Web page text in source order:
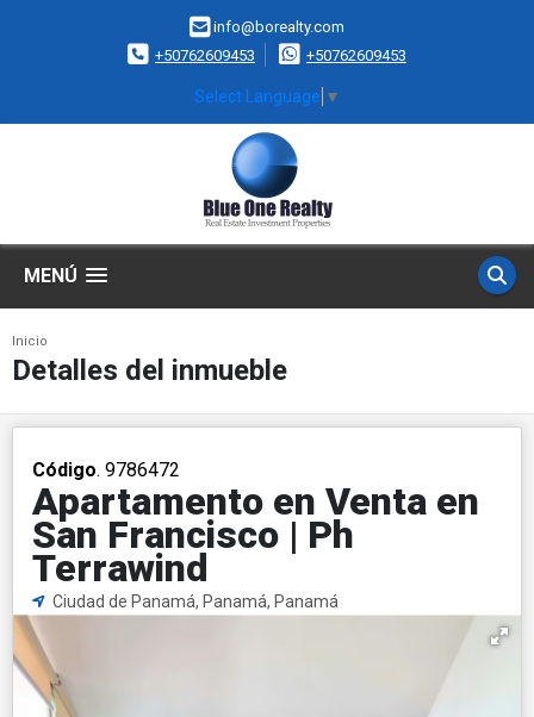
info@borealty.com
+50762609453
+50762609453
Select Language ▼
MENÚ
Inicio
Detalles del inmueble
Código. 9786472
Apartamento en Venta en
San Francisco | Ph
Terrawind
Ciudad de Panamá, Panamá, Panamá